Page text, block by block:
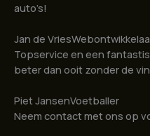
auto’s!
Jan de Vries
Topservice en een
beter dan ooit zonder de
Piet JansenVoetballer
Neem contact met ons op